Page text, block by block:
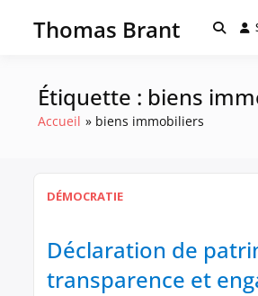
Thomas Brant
Étiquette : biens
Accueil biens immobiliers
DÉMOCRATIE
Déclaration de
transparence et